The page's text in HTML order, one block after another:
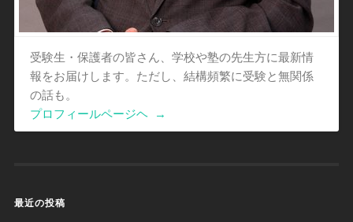
受験生・保護者の皆さん、学校や塾の先生方に最新情
報をお届けします。ただし、結構頻繁に受験と無関係
の話も。
プロフィールページヘ
→
最近の投稿